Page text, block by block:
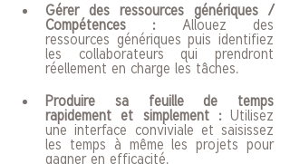
Gérer des ressources génériques /
Compétences : Allouez des
ressources génériques puis identifiez
les collaborateurs qui prendront
réellement en charge les tâches.
Produire sa feuille de temps
rapidement et simplement : Utilisez
une interface conviviale et saisissez
les temps à même les projets pour
gagner en efficacité.